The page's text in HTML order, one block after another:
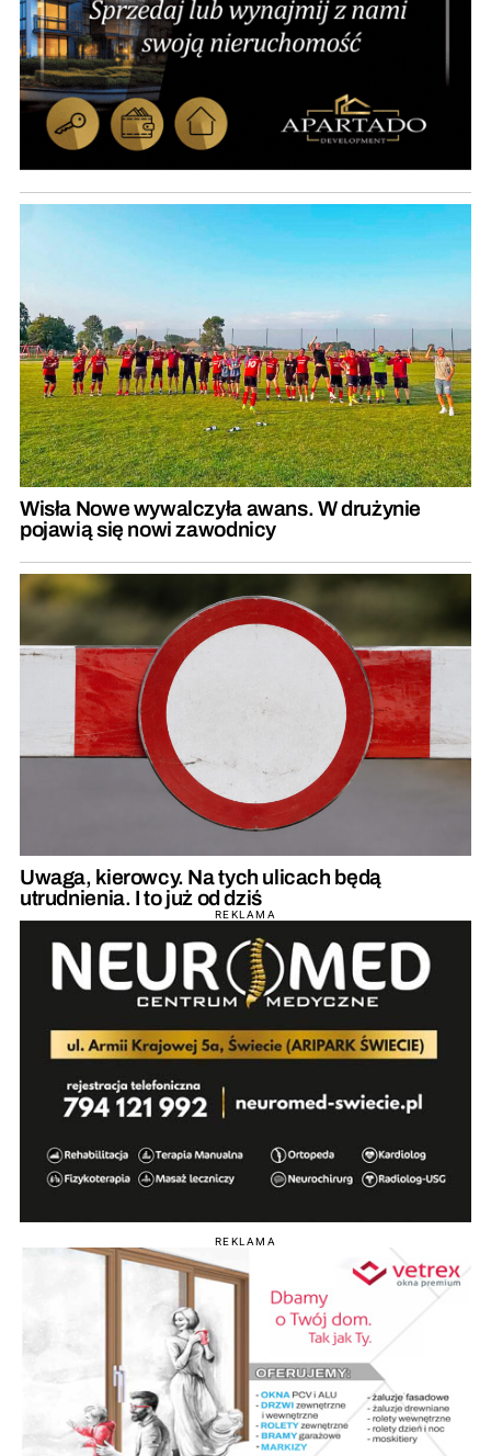
Wisła Nowe wywalczyła awans. W drużynie
pojawią się nowi zawodnicy
Uwaga, kierowcy. Na tych ulicach będą
utrudnienia. I to już od dziś
REKLAMA
REKLAMA